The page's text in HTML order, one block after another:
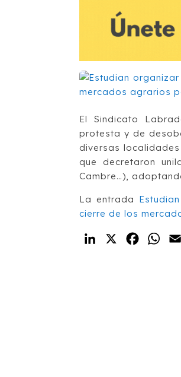
El Sindicato
protesta y de
diversas
que decretaron
Cambre…),
La entrada
cierre de los
LinkedIn
X